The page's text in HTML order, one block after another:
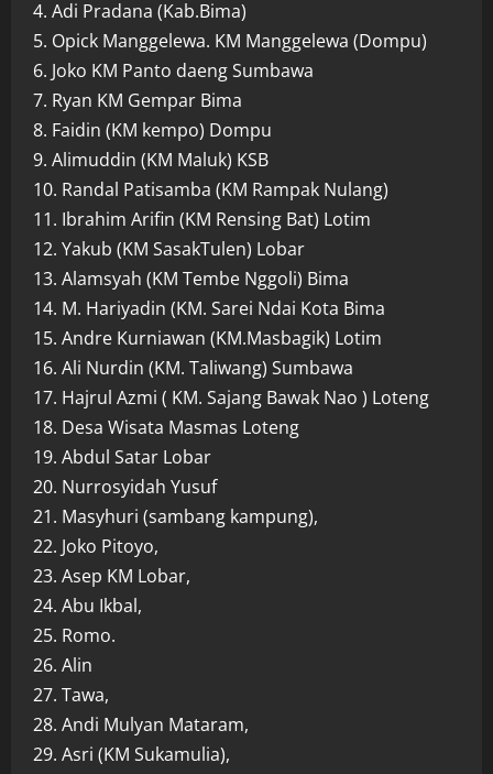
4. Adi Pradana (Kab.Bima)
5. Opick Manggelewa. KM Manggelewa (Dompu)
6. Joko KM Panto daeng Sumbawa
7. Ryan KM Gempar Bima
8. Faidin (KM kempo) Dompu
9. Alimuddin (KM Maluk) KSB
10. Randal Patisamba (KM Rampak Nulang)
11. Ibrahim Arifin (KM Rensing Bat) Lotim
12. Yakub (KM SasakTulen) Lobar
13. Alamsyah (KM Tembe Nggoli) Bima
14. M. Hariyadin (KM. Sarei Ndai Kota Bima
15. Andre Kurniawan (KM.Masbagik) Lotim
16. Ali Nurdin (KM. Taliwang) Sumbawa
17. Hajrul Azmi ( KM. Sajang Bawak Nao ) Loteng
18. Desa Wisata Masmas Loteng
19. Abdul Satar Lobar
20. Nurrosyidah Yusuf
21. Masyhuri (sambang kampung),
22. Joko Pitoyo,
23. Asep KM Lobar,
24. Abu Ikbal,
25. Romo.
26. Alin
27. Tawa,
28. Andi Mulyan Mataram,
29. Asri (KM Sukamulia),